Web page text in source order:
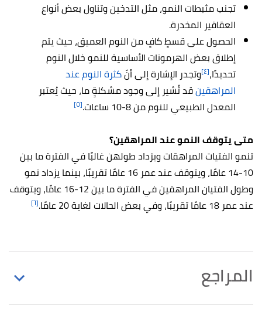
تجنب مثبطات النمو، مثل التدخين وتناول بعض أنواع
العقاقير المخدرة.
الحصول على قسطٍ كافٍ من النوم العميق، حيث يتم
إطلاق بعض الهرمونات الأساسية للنمو خلال النوم
تحديدًا،[٤] وتجدر الإشارة إلى أنّكثرة النوم عند
المراهقينقد تُشير إلى وجود مشكلةٍ ما، حيث يُعتبر
المعدل الطبيعي للنوم من 8-10 ساعات.
[٥]
متى يتوقف النمو عند المراهقين؟
تنمو الفتيات المراهقات ويزداد طولهن غالبًا في الفترة ما بين
10-14 عامًا، ويتوقف عند عمر 16 عامًا تقريبًا، بينما يزداد نمو
وطول الفتيان المراهقين في الفترة ما بين 12-16 عامًا، ويتوقف
عند عمر 18 عامًا تقريبًا، وفي بعض الحالات لغاية 20 عامًا.
[٦]
المراجع